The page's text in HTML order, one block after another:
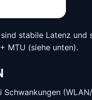
stabile Latenz
MTU (siehe unten).